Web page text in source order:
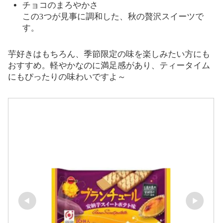
チョコのまろやかさ
この3つが見事に調和した、秋の贅沢スイーツで
す。
芋好きはもちろん、季節限定の味を楽しみたい方にも
おすすめ。軽やかなのに満足感があり、ティータイム
にもぴったりの味わいですよ～